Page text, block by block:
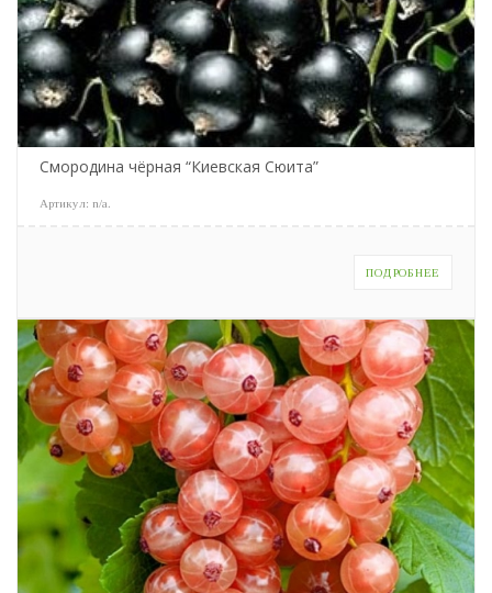
Смородина чёрная “Киевская Сюита”
Артикул: n/a
ПОДРОБНЕЕ